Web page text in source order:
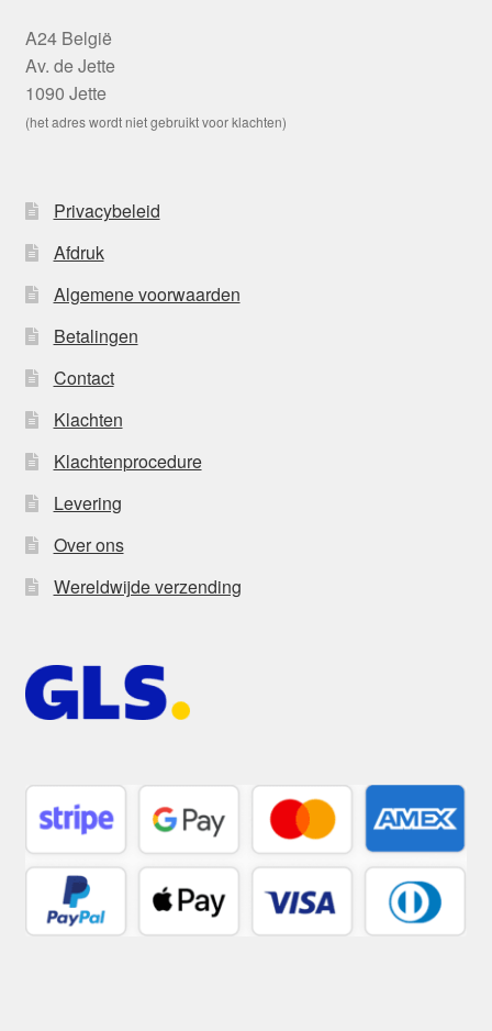
A24 België
Av. de Jette
1090 Jette
(het adres wordt niet gebruikt voor klachten)
Privacybeleid
Afdruk
Algemene voorwaarden
Betalingen
Contact
Klachten
Klachtenprocedure
Levering
Over ons
Wereldwijde verzending